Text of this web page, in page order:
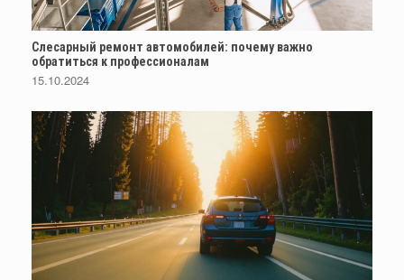
Слесарный ремонт автомобилей: почему важно
обратиться к профессионалам
15.10.2024